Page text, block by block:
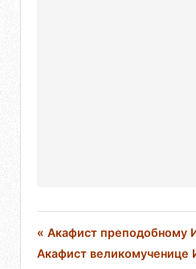
« Акафист преподобному
Акафист великомученице